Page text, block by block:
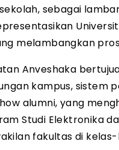
sebagai
melambangkan
Anveshaka
kampus, sistem
alumni, yang
Studi Elektronika
fakultas di